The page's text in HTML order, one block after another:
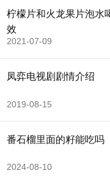
柠檬片和火龙果片泡水
效
2021-07-09
凤弈电视剧剧情介绍
2019-08-15
番石榴里面的籽能吃吗
2024-08-10